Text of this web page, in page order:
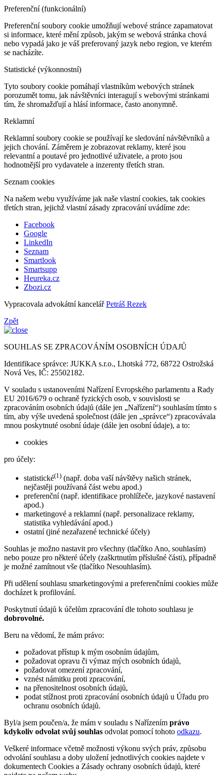
Preferenční (funkcionální)
Preferenční soubory cookie umožňují webové stránce zapamatovat
si informace, které mění způsob, jakým se webová stránka chová
nebo vypadá jako je váš preferovaný jazyk nebo region, ve kterém
se nacházíte.
Statistické (výkonnostní)
Tyto soubory cookie pomáhají vlastníkům webových stránek
porozumět tomu, jak návštěvníci interagují s webovými stránkami
tím, že shromažďují a hlásí informace, často anonymně.
Reklamní
Reklamní soubory cookie se používají ke sledování návštěvníků a
jejich chování. Záměrem je zobrazovat reklamy, které jsou
relevantní a poutavé pro jednotlivé uživatele, a proto jsou
hodnotnější pro vydavatele a inzerenty třetích stran.
Seznam cookies
Na našem webu využíváme jak naše vlastní cookies, tak cookies
třetích stran, jejichž vlastní zásady zpracování uvádíme zde:
Facebook
Google
LinkedIn
Seznam
Smartlook
Smartsupp
Heureka.cz
Zbozi.cz
Vypracovala advokátní kancelářPetráš Rezek
Zpět
SOUHLAS SE ZPRACOVÁNÍM OSOBNÍCH ÚDAJŮ
Identifikace správce: JUKKA s.r.o., Lhotská 772, 68722 Ostrožská
Nová Ves, IČ: 25502182.
V souladu s ustanoveními Nařízení Evropského parlamentu a Rady
EU 2016/679 o ochraně fyzických osob, v souvislosti se
zpracováním osobních údajů (dále jen „Nařízení“) souhlasím tímto s
tím, aby výše uvedená společnost (dále jen „správce“) zpracovávala
mnou poskytnuté osobní údaje (dále jen osobní údaje), a to:
cookies
pro účely:
statistické(1) (např. doba vaší návštěvy našich stránek,
nejčastěji používaná část webu apod.)
preferenční (např. identifikace prohlížeče, jazykové nastavení
apod.)
marketingové a reklamní (např. personalizace reklamy,
statistika vyhledávání apod.)
ostatní (jiné nezařazené technické účely)
Souhlas je možno nastavit pro všechny (tlačítko Ano, souhlasím)
nebo pouze pro některé účely (zaškrtnutím příslušné části), případně
je možné zamítnout vše (tlačítko Nesouhlasím).
Při udělení souhlasu smarketingovými a preferenčními cookies může
docházet k profilování.
Poskytnutí údajů k účelům zpracování dle tohoto souhlasu je
dobrovolné.
Beru na vědomí, že mám právo:
požadovat přístup k mým osobním údajům,
požadovat opravu či výmaz mých osobních údajů,
požadovat omezení zpracování,
vznést námitku proti zpracování,
na přenositelnost osobních údajů,
podat stížnost proti zpracování osobních údajů u Úřadu pro
ochranu osobních údajů.
Byl/a jsem poučen/a, že mám v souladu s Nařízením právo
kdykoliv odvolat svůj souhlas odvolat pomocí tohoto odkazu.
Veškeré informace včetně možnosti výkonu svých práv, způsobu
odvolání souhlasu a doby uložení jednotlivých cookies najdete v
dokumentech Cookies a Zásady ochrany osobních údajů, které